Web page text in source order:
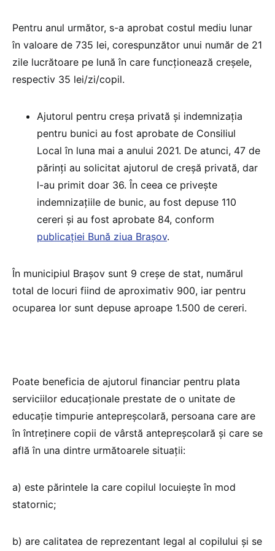
Pentru anul următor, s-a aprobat costul mediu lunar
în valoare de 735 lei, corespunzător unui număr de 21
zile lucrătoare pe lună în care funcționează creșele,
respectiv 35 lei/zi/copil.
Ajutorul pentru creşa privată şi indemnizaţia
pentru bunici au fost aprobate de Consiliul
Local în luna mai a anului 2021. De atunci, 47 de
părinţi au solicitat ajutorul de creşă privată, dar
l-au primit doar 36. În ceea ce priveşte
indemnizaţiile de bunic, au fost depuse 110
cereri şi au fost aprobate 84, conform
publicației Bună ziua Brașov.
În municipiul Braşov sunt 9 creşe de stat, numărul
total de locuri fiind de aproximativ 900, iar pentru
ocuparea lor sunt depuse aproape 1.500 de cereri.
Poate beneficia de ajutorul financiar pentru plata
serviciilor educaționale prestate de o unitate de
educație timpurie antepreșcolară, persoana care are
în întreţinere copii de vârstă antepreşcolară şi care se
află în una dintre următoarele situaţii:
a) este părintele la care copilul locuieşte în mod
statornic;
b) are calitatea de reprezentant legal al copilului şi se